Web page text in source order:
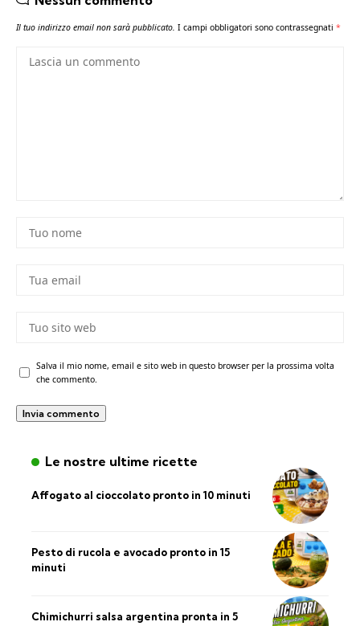
Il tuo indirizzo email non sarà pubblicato. I campi obbligatori sono contrassegnati *
Salva il mio nome, email e sito web in questo browser per la prossima volta
che commento.
Le nostre ultime ricette
Affogato al cioccolato pronto in 10 minuti
Pesto di rucola e avocado pronto in 15
minuti
Chimichurri salsa argentina pronta in 5